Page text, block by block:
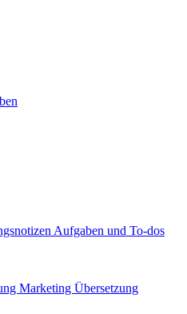
Aufgaben und To-dos
Marketing Übersetzung